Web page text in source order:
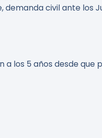
civil ante los
a los 5 años desde que